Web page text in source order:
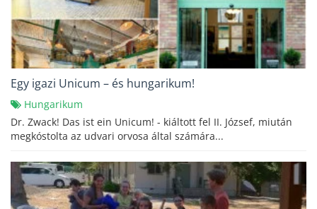
Egy igazi Unicum – és hungarikum!
Hungarikum
Dr. Zwack! Das ist ein Unicum! - kiáltott fel II. József, miután
megkóstolta az udvari orvosa által számára...